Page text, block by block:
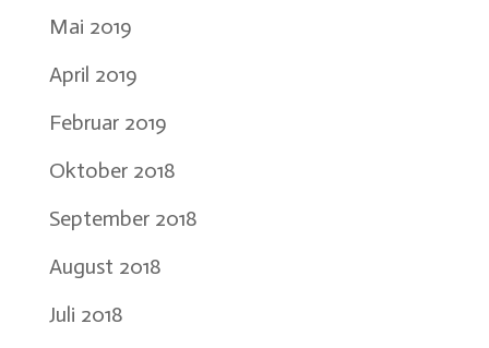
Mai 2019
April 2019
Februar 2019
Oktober 2018
September 2018
August 2018
Juli 2018